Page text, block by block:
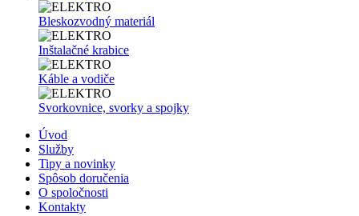
Bleskozvodný materiál
Inštalačné krabice
Káble a vodiče
Svorkovnice, svorky a spojky
Úvod
Služby
Tipy a novinky
Spôsob doručenia
O spoločnosti
Kontakty